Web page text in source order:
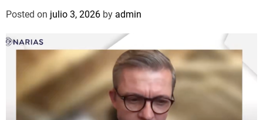
Posted on julio 3, 2026 by admin